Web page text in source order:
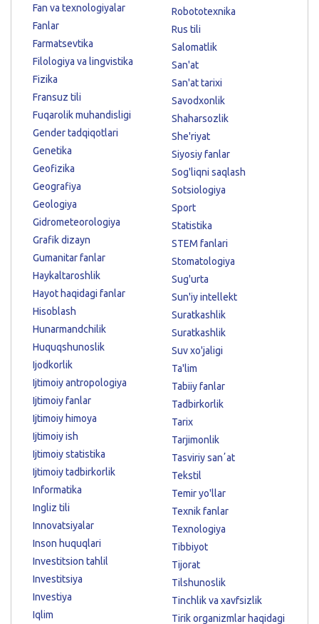
Fan va texnologiyalar
Fanlar
Farmatsevtika
Filologiya va lingvistika
Fizika
Fransuz tili
Fuqarolik muhandisligi
Gender tadqiqotlari
Genetika
Geofizika
Geografiya
Geologiya
Gidrometeorologiya
Grafik dizayn
Gumanitar fanlar
Haykaltaroshlik
Hayot haqidagi fanlar
Hisoblash
Hunarmandchilik
Huquqshunoslik
Ijodkorlik
Ijtimoiy antropologiya
Ijtimoiy fanlar
Ijtimoiy himoya
Ijtimoiy ish
Ijtimoiy statistika
Ijtimoiy tadbirkorlik
Informatika
Ingliz tili
Innovatsiyalar
Inson huquqlari
Investitsion tahlil
Investitsiya
Investiya
Iqlim
Robototexnika
Rus tili
Salomatlik
San'at
San'at tarixi
Savodxonlik
Shaharsozlik
She'riyat
Siyosiy fanlar
Sog'liqni saqlash
Sotsiologiya
Sport
Statistika
STEM fanlari
Stomatologiya
Sug'urta
Sun'iy intellekt
Suratkashlik
Suratkashlik
Suv xo'jaligi
Ta'lim
Tabiiy fanlar
Tadbirkorlik
Tarix
Tarjimonlik
Tasviriy sanʼat
Tekstil
Temir yo'llar
Texnik fanlar
Texnologiya
Tibbiyot
Tijorat
Tilshunoslik
Tinchlik va xavfsizlik
Tirik organizmlar haqidagi